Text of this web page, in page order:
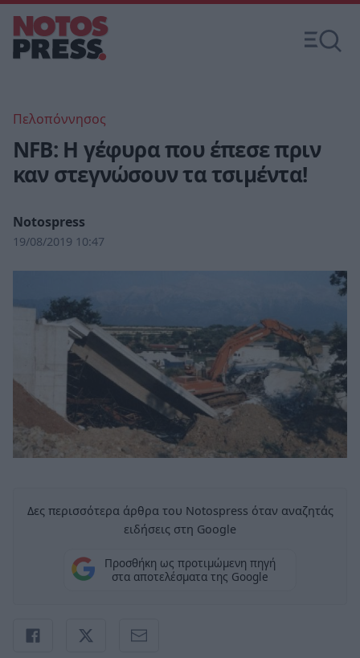
Πελοπόννησος
NFB: Η γέφυρα που έπεσε πριν
καν στεγνώσουν τα τσιμέντα!
Notospress
19/08/2019 10:47
Δες περισσότερα άρθρα του Notospress όταν αναζητάς
ειδήσεις στη Google
Προσθήκη ως προτιμώμενη πηγή
στα αποτελέσματα της Google